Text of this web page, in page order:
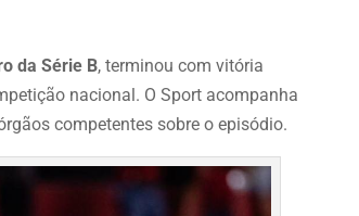
da Série B, terminou com vitória
nacional. O Sport acompanha
competentes sobre o episódio.